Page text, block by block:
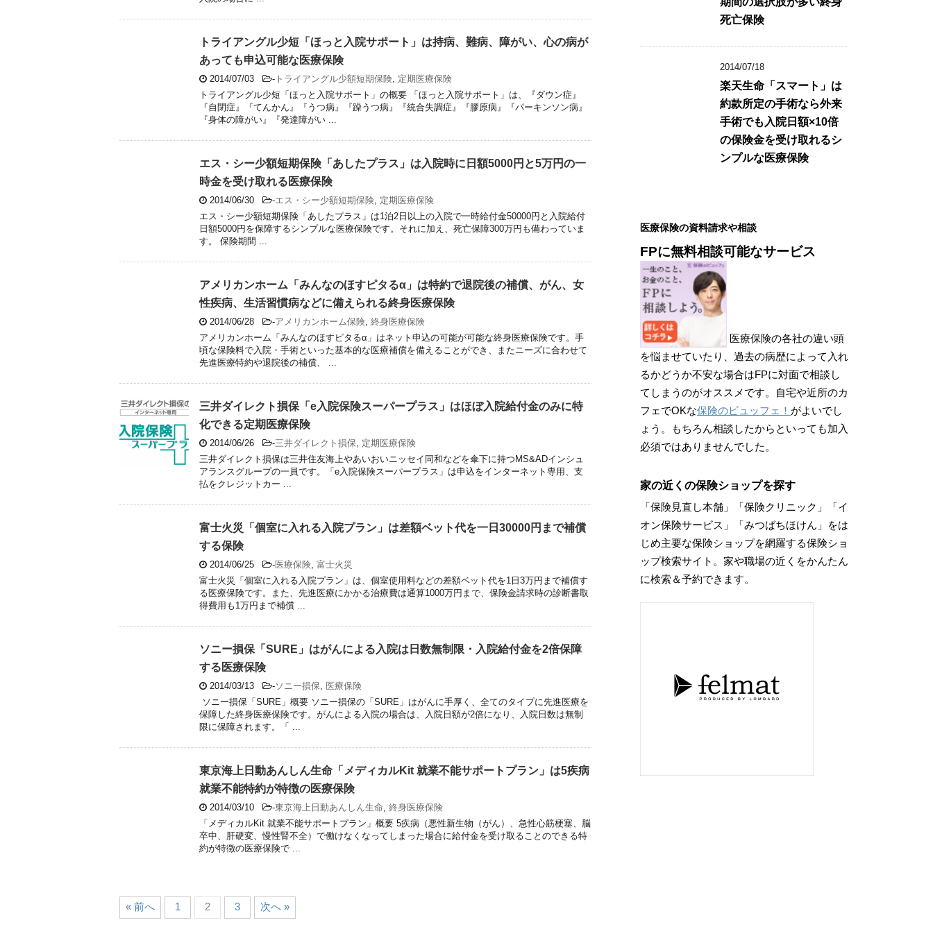
トライアングル少短「ほっと入院サポート」は持病、難病、障がい、心の病が
あっても申込可能な医療保険
2014/07/03 - トライアングル少額短期保険 定期医療保険
トライアングル少短「ほっと入院サポート」の概要 「ほっと入院サポート」は、『ダウン症』
『自閉症』『てんかん』『うつ病』『躁うつ病』『統合失調症』『膠原病』『パーキンソン病』
『身体の障がい』『発達障がい ...
エス・シー少額短期保険「あしたプラス」は入院時に日額5000円と5万円の一
時金を受け取れる医療保険
2014/06/30 -エス・シー少額短期保険 定期医療保険
エス・シー少額短期保険「あしたプラス」は1泊2日以上の入院で一時給付金50000円と入院給付
日額5000円を保障するシンプルな医療保険です。それに加え、死亡保障300万円も備わっていま
す。 保険期間 ...
アメリカンホーム「みんなのほすピタるα」は特約で退院後の補償、がん、女
性疾病、生活習慣病などに備えられる終身医療保険
2014/06/28 -アメリカンホーム保険 終身医療保険
アメリカンホーム「みんなのほすピタるα」はネット申込の可能が可能な終身医療保険です。手
頃な保険料で入院・手術といった基本的な医療補償を備えることができ、またニーズに合わせて
先進医療特約や退院後の補償、 ...
三井ダイレクト損保「e入院保険スーパープラス」はほぼ入院給付金のみに特
化できる定期医療保険
2014/06/26 -三井ダイレクト損保
定期医療保険
三井ダイレクト損保は三井住友海上やあいおいニッセイ同和などを傘下に持つMS&ADインシュ
アランスグループの一員です。「e入院保険スーパープラス」は申込をインターネット専用、支
払をクレジットカー ...
富士火災「個室に入れる入院プラン」は差額ベット代を一日30000円まで補償
する保険
2014/06/25 -医療保険 富士火災
富士火災「個室に入れる入院プラン」は、個室使用料などの差額ベット代を1日3万円まで補償す
る医療保険です。また、先進医療にかかる治療費は通算1000万円まで、保険金請求時の診断書取
得費用も1万円まで補償 ...
ソニー損保「SURE」はがんによる入院は日数無制限・入院給付金を2倍保障
する医療保険
2014/03/13 -ソニー損保
医療保険
ソニー損保「SURE」概要 ソニー損保の「SURE」はがんに手厚く、全てのタイプに先進医療を
保障した終身医療保険です。がんによる入院の場合は、入院日額が2倍になり、入院日数は無制
限に保障されます。「 ...
東京海上日動あんしん生命「メディカルKit 就業不能サポートプラン」は5疾病
就業不能特約が特徴の医療保険
2014/03/10 -東京海上日動あんしん生命 終身医療保険
「メディカルKit 就業不能サポートプラン」概要 5疾病（悪性新生物（がん）、急性心筋梗塞、脳
卒中、肝硬変、慢性腎不全）で働けなくなってしまった場合に給付金を受け取ることのできる特
約が特徴の医療保険で ...
« 前へ 1 2 3 次へ »
死亡保険
2014/07/18
楽天生命「スマート」は
約款所定の手術なら外来
手術でも入院日額×10倍
の保険金を受け取れるシ
ンプルな医療保険
医療保険の資料請求や相談
FPに無料相談可能なサービス
医療保険の各社の違い頭
を悩ませていたり、過去の病歴によって入れ
るかどうか不安な場合はFPに対面で相談し
てしまうのがオススメです。自宅や近所のカ
フェでOKな保険のビュッフェ！ がよいでし
ょう。もちろん相談したからといっても加入
必須ではありませんでした。
家の近くの保険ショップを探す
「保険見直し本舗」「保険クリニック」「イ
オン保険サービス」「みつばちほけん」をは
じめ主要な保険ショップを網羅する保険ショ
ップ検索サイト。家や職場の近くをかんたん
に検索＆予約できます。